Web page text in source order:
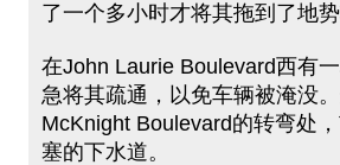
了一个多小时才将其拖到了地势
在John Laurie Boulevard西有
急将其疏通，以免车辆被淹没
McKnight Boulevard的转弯处
塞的下水道。